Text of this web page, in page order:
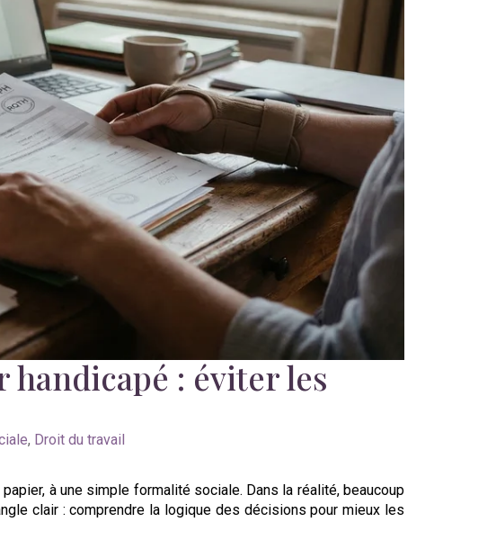
handicapé : éviter les
, Droit du travail
à une simple formalité sociale. Dans la réalité, beaucoup
clair : comprendre la logique des décisions pour mieux les